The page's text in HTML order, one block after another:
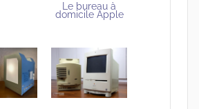
Le bureau à
domicile Apple